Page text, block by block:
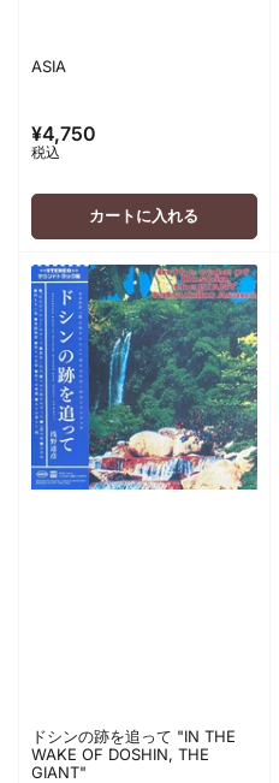
ASIA
通
常
価
¥4,750
税込
カートに入れる
ドシンの跡を追って "IN THE
WAKE OF DOSHIN, THE
GIANT"